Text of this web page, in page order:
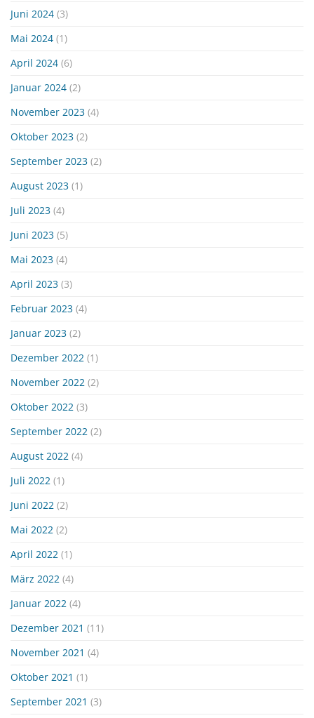
Juni 2024 (3)
Mai 2024 (1)
April 2024 (6)
Januar 2024 (2)
November 2023 (4)
Oktober 2023 (2)
September 2023 (2)
August 2023 (1)
Juli 2023 (4)
Juni 2023 (5)
Mai 2023 (4)
April 2023 (3)
Februar 2023 (4)
Januar 2023 (2)
Dezember 2022 (1)
November 2022 (2)
Oktober 2022 (3)
September 2022 (2)
August 2022 (4)
Juli 2022 (1)
Juni 2022 (2)
Mai 2022 (2)
April 2022 (1)
März 2022 (4)
Januar 2022 (4)
Dezember 2021 (11)
November 2021 (4)
Oktober 2021 (1)
September 2021 (3)